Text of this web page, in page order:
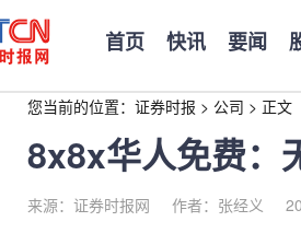
首页 快讯 要闻
您当前的位置： 证券时报 > 公司 > 正文
8x8x华人免费：
来源：证券时报网 作者：张经义